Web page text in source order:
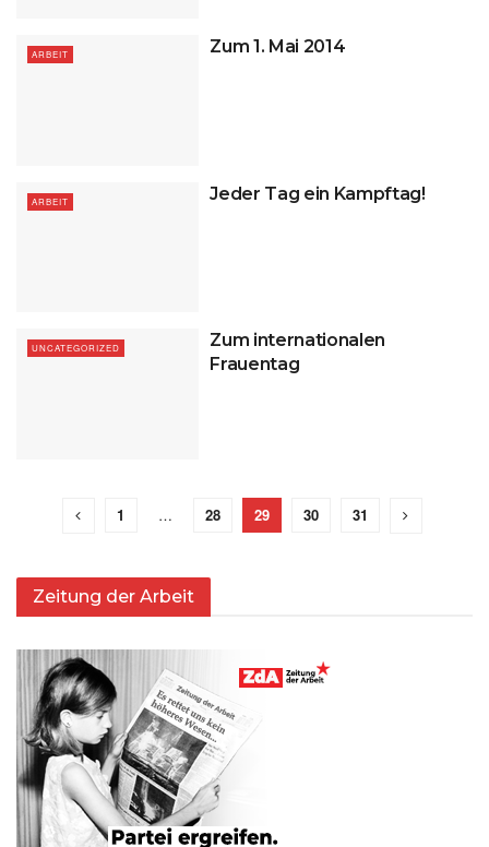
ARBEIT Zum 1. Mai 2014
ARBEIT Jeder Tag ein Kampftag!
UNCATEGORIZED
Zum internationalen
Frauentag
1 … 28 29 30 31
Zeitung der Arbeit